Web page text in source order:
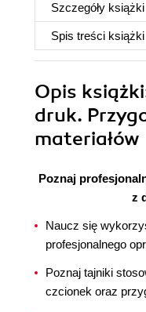
Szczegóły książki
Spis treści książki
Opis książki
druk.
materiałów
Poznaj
z
Naucz się
profesjonalnego
Poznaj tajniki
czcionek oraz